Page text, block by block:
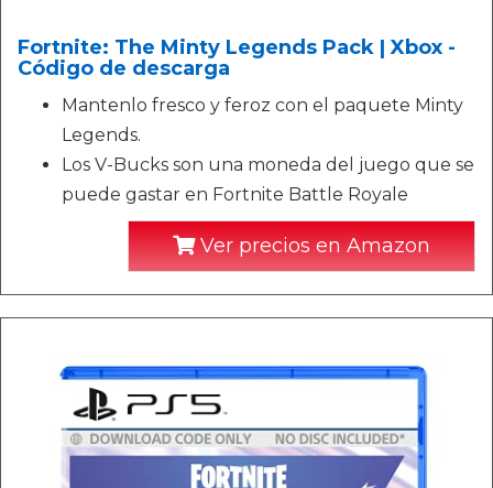
Fortnite: The Minty Legends Pack | Xbox -
Código de descarga
Mantenlo fresco y feroz con el paquete Minty
Legends.
Los V-Bucks son una moneda del juego que se
puede gastar en Fortnite Battle Royale
Ver precios en Amazon